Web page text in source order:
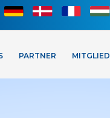
PARTNER